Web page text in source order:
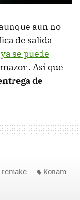
aún no
de salida
ya se puede
Así que
de
remake Konami